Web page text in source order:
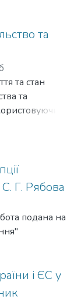
та
та стан
та
Рябова
цих
культури. В
та
Г. Рябова
подана на
і ЄС у